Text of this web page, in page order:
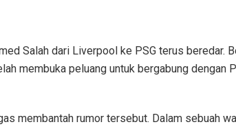
Salah dari Liverpool ke PSG terus beredar.
membuka peluang untuk bergabung dengan
membantah rumor tersebut. Dalam sebuah